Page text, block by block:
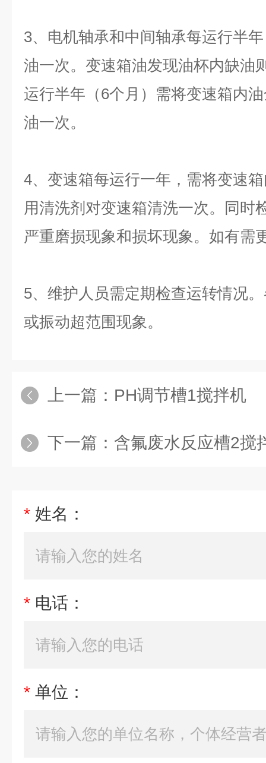
3、电机轴承和中间轴承每运行半
油一次。变速箱油发现油杯内缺油
运行半年（6个月）需将变速箱内
油一次。
4、变速箱每运行一年，需将变速
用清洗剂对变速箱清洗一次。同时
严重磨损现象和损坏现象。如有
5、维护人员需定期检查运转情况
或振动超范围现象。
上一篇： PH调节槽1搅拌机
下一篇： 含氟废水反应槽2搅
* 姓名：
* 电话：
* 单位：